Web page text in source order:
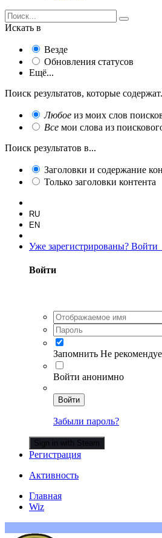
Искать в
Везде
Обновления статусов
Ещё...
Поиск результатов, которые
Любое из моих слов
Все мои слова из
Поиск результатов в...
Заголовки и содержание
Только заголовки контента
RU
EN
Уже зарегистрированы? Войти
Войти
Запомнить Не
Войти анонимно
Войти
Забыли пароль?
Sign in with Steam
Регистрация
Активность
Главная
Wiz